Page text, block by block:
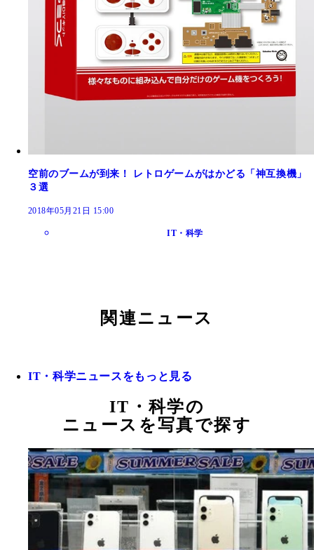
空前のブームが到来！ レトロゲームがはかどる「神互換機」
３選
2018年05月21日 15:00
IT・科学
関連ニュース
IT・科学ニュースをもっと見る
IT・科学の
ニュースを写真で探す